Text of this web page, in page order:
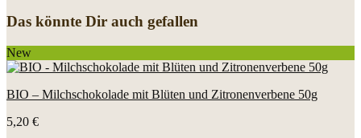
Das könnte Dir auch gefallen
New
BIO – Milchschokolade mit Blüten und Zitronenverbene 50g
5,20 €